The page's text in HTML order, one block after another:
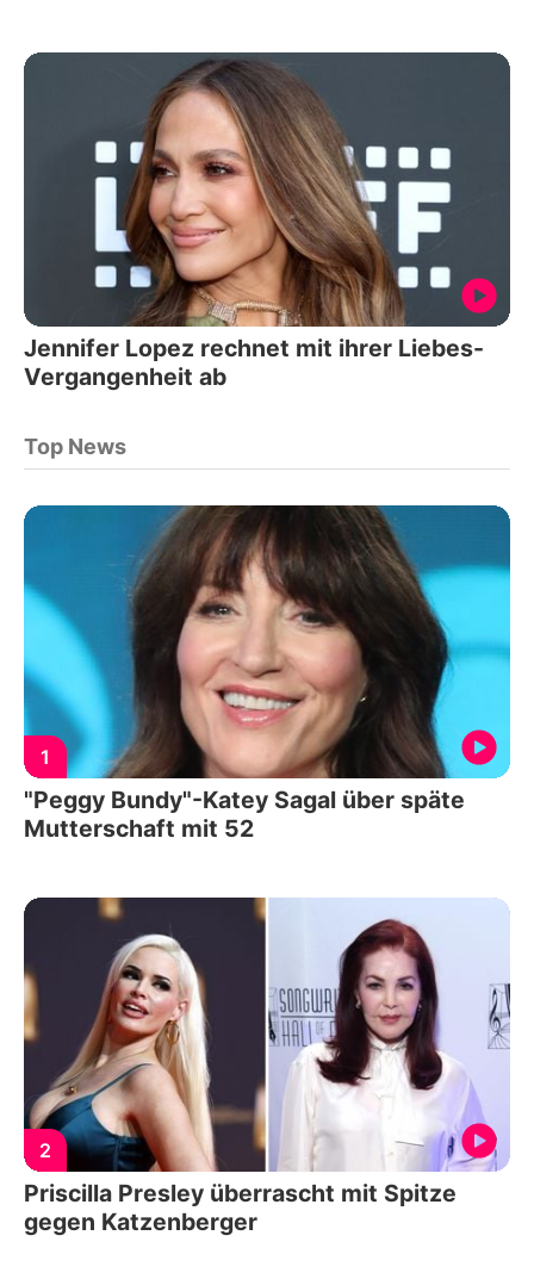
Jennifer Lopez rechnet mit ihrer Liebes-
Vergangenheit ab
Top News
1
"Peggy Bundy"-Katey Sagal über späte
Mutterschaft mit 52
2
Priscilla Presley überrascht mit Spitze
gegen Katzenberger